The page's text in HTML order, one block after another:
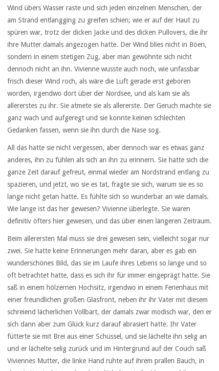
Wind übers Wasser raste und sich jeden einzelnen Menschen, der
am Strand entlangging zu greifen schien; wie er auf der Haut zu
spüren war, trotz der dicken Jacke und des dicken Pullovers, die ihr
ihre Mutter damals angezogen hatte. Der Wind blies nicht in Böen,
sondern in einem stetigen Zug, aber man gewöhnte sich nicht
dennoch nicht an ihn. Vivienne wusste auch noch, wie unfassbar
frisch dieser Wind roch, als wäre die Luft gerade erst geboren
worden, irgendwo dort über der Nordsee, und als kam sie als
allererstes zu ihr. Sie atmete sie als allererste. Der Geruch machte sie
ganz wach und aufgeregt und sie konnte keinen schlechten
Gedanken fassen, wenn sie ihn durch die Nase sog.
All das hatte sie nicht vergessen, aber dennoch war es etwas ganz
anderes, ihn zu fühlen als sich an ihn zu erinnern. Sie hatte sich die
ganze Zeit darauf gefreut, einmal wieder am Nordstrand entlang zu
spazieren, und jetzt, wo sie es tat, fragte sie sich, warum sie es so
lange nicht getan hatte. Es fühlte sich so wunderbar an wie damals.
Wie lange ist das her gewesen? Vivienne überlegte. Sie waren
definitiv öfters hier gewesen, und das über einen längeren Zeitraum.
Beim allerersten Mal muss sie drei gewesen sein, vielleicht sogar nur
zwei. Sie hatte keine Erinnerungen mehr daran, aber es gab ein
wunderschönes Bild, das sie im Laufe ihres Lebens so lange und so
oft betrachtet hatte, dass es sich ihr für immer eingeprägt hatte. Sie
saß in einem hölzernen Hochsitz, irgendwo in einem Ferienhaus mit
einer freundlichen großen Glasfront, neben ihr ihr Vater mit diesem
schreiend lächerlichen Vollbart, der damals zwar modisch war, den er
sich dann aber zum Glück kurz darauf abrasiert hatte. Ihr Vater
fütterte sie mit Brei aus einer Schüssel, und sie lächelte ihn selig an
und er lächelte selig zurück und im Hintergrund auf der Couch saß
Viviennes Mutter, die linke Hand ruhte auf ihrem prallen Bauch, in